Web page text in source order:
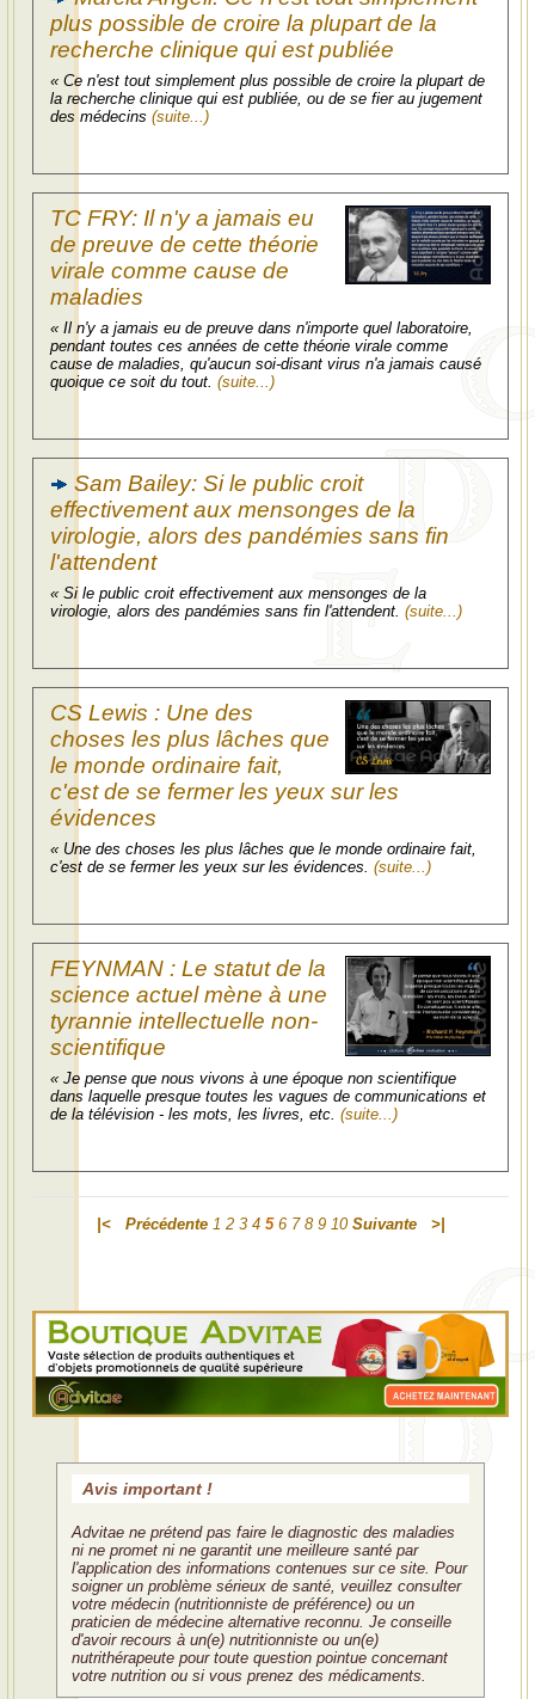
plus possible de croire la plupart de la
recherche clinique qui est publiée
« Ce n'est tout simplement plus possible de croire la plupart de
la recherche clinique qui est publiée, ou de se fier au jugement
des médecins (suite...)
TC FRY: Il n'y a jamais eu
de preuve de cette théorie
virale comme cause de
maladies
« Il n'y a jamais eu de preuve dans n'importe quel laboratoire,
pendant toutes ces années de cette théorie virale comme
cause de maladies, qu'aucun soi-disant virus n'a jamais causé
quoique ce soit du tout. (suite...)
Sam Bailey: Si le public croit
effectivement aux mensonges de la
virologie, alors des pandémies sans fin
l'attendent
« Si le public croit effectivement aux mensonges de la
virologie, alors des pandémies sans fin l'attendent. (suite...)
CS Lewis : Une des
choses les plus lâches que
le monde ordinaire fait,
c'est de se fermer les yeux sur les
évidences
« Une des choses les plus lâches que le monde ordinaire fait,
c'est de se fermer les yeux sur les évidences. (suite...)
FEYNMAN : Le statut de la
science actuel mène à une
tyrannie intellectuelle non-
scientifique
« Je pense que nous vivons à une époque non scientifique
dans laquelle presque toutes les vagues de communications et
de la télévision - les mots, les livres, etc. (suite...)
|< Précédente 1 2 3 4 5 6 7 8 9 10 Suivante >|
Avis important !
Advitae ne prétend pas faire le diagnostic des maladies
ni ne promet ni ne garantit une meilleure santé par
l'application des informations contenues sur ce site. Pour
soigner un problème sérieux de santé, veuillez consulter
votre médecin (nutritionniste de préférence) ou un
praticien de médecine alternative reconnu. Je conseille
d'avoir recours à un(e) nutritionniste ou un(e)
nutrithérapeute pour toute question pointue concernant
votre nutrition ou si vous prenez des médicaments.